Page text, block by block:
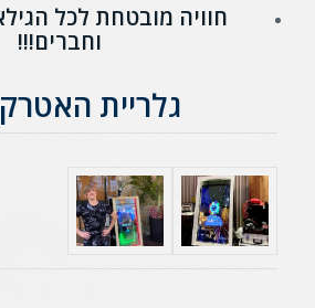
חוויה מובטחת לכל
וחברים!!!
גלריית